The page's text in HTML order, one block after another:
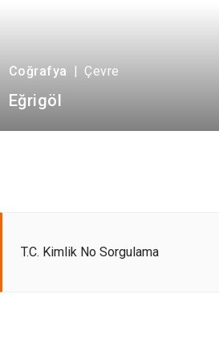
Coğrafya | Çevre
Eğrigöl
T.C. Kimlik No Sorgulama